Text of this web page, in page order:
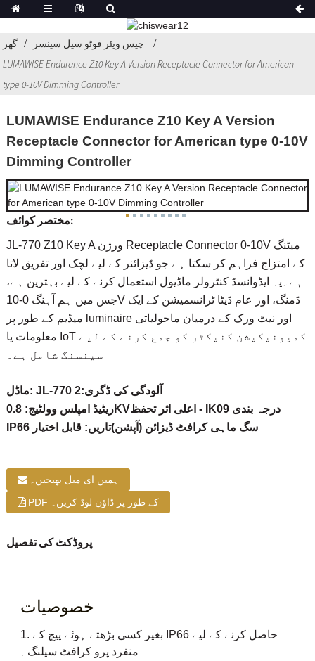
گھر
چیس ویئر فوٹو سیل سینسر
LUMAWISE Endurance Z10 Key A Version Receptacle Connector for American
type 0-10V Dimming Controller
LUMAWISE Endurance Z10 Key A Version
Receptacle Connector for American type 0-10V
Dimming Controller
مختصر کوائف:
JL-770 Z10 Key A ورژن Receptacle Connector 0-10V میٹنگ
کے امتزاج فراہم کر سکتا ہے جو ڈیزائنر کے لیے لچک اور تفریق لاتا
ہے۔یہ ایڈوانسڈ کنٹرولر ماڈیول استعمال کرنے کے لیے بہترین ہے،
جس میں ہم آہنگ 0-10V ڈمنگ، اور عام ڈیٹا ٹرانسمیشن کے ایک
میڈیم کے طور پر luminaire اور نیٹ ورک کے درمیان ماحولیاتی
معلومات یا IoT کمیونیکیشن کنیکٹر کو جمع کرنے کے لیے
سینسنگ شامل ہے۔
ماڈل: JL-770 آلودگی کی ڈگری:2
ریٹیڈ امپلس وولٹیج: 0.8KV
اعلی اثر تحفظ - IK09 درجہ بندی
IP66 سگ ماہی کرافٹ ڈیزائن (آپشن)تاریں: قابل اختیار
ہمیں ای میل بھیجیں۔
PDF کے طور پر ڈاؤن لوڈ کریں۔
پروڈکٹ کی تفصیل
خصوصیات
1. بغیر کسی بڑھتے ہوئے پیچ کے IP66 حاصل کرنے کے لیے
منفرد پرو کرافٹ سیلنگ۔